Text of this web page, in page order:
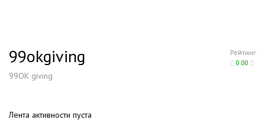
Рейтинг
0.00
99okgiving
99OK giving
Лента активности пуста